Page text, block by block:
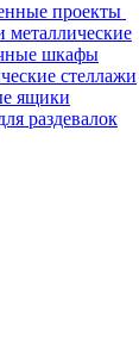
проекты
металлические
шкафы
стеллажи
ящики
раздевалок